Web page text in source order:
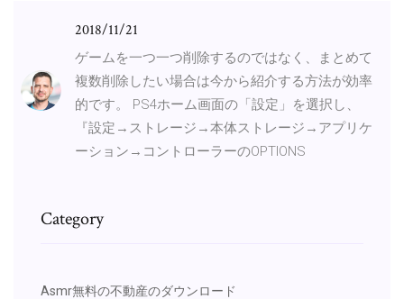
2018/11/21
ゲームを一つ一つ削除するのではなく、まとめて
複数削除したい場合は今から紹介する方法が効率
的です。 PS4ホーム画面の「設定」を選択し、
『設定→ストレージ→本体ストレージ→アプリケ
ーション→コントローラーのOPTIONS
Category
Asmr無料の不動産のダウンロード